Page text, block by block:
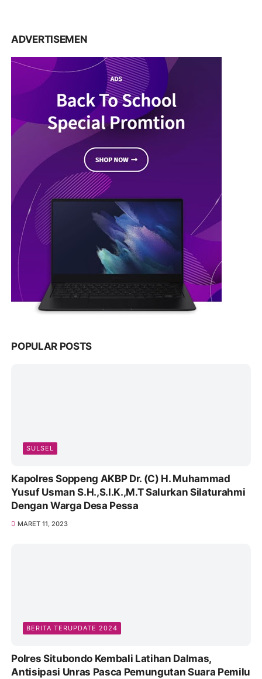
ADVERTISEMEN
POPULAR POSTS
SULSEL
Kapolres Soppeng AKBP Dr. (C) H. Muhammad
Yusuf Usman S.H.,S.I.K.,M.T Salurkan Silaturahmi
Dengan Warga Desa Pessa
MARET 11, 2023
BERITA TERUPDATE 2024
Polres Situbondo Kembali Latihan Dalmas,
Antisipasi Unras Pasca Pemungutan Suara Pemilu